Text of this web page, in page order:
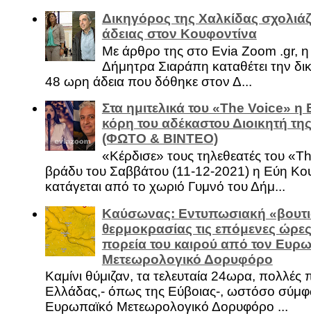
Δικηγόρος της Χαλκίδας
άδειας στον Κουφοντίνα
Με άρθρο της στο Evia Zoom .gr,
Δήμητρα Σιαράπη καταθέτει την
48 ωρη άδεια που δόθηκε στον Δ...
Στα ημιτελικά του «The Voice»
κόρη του αδέκαστου Διοικητή
(ΦΩΤΟ & ΒΙΝΤΕΟ)
«Κέρδισε» τους τηλεθεατές του
βράδυ του Σαββάτου (11-12-2021) η Εύη
κατάγεται από το χωριό Γυμνό του Δήμ...
Καύσωνας: Εντυπωσιακή
θερμοκρασίας τις επόμενες
πορεία του καιρού από τον
Μετεωρολογικό Δορυφόρο
Καμίνι θύμιζαν, τα τελευταία 24ωρα, πολλές
Ελλάδας,- όπως της Εύβοιας-, ωστόσο
Ευρωπαϊκό Μετεωρολογικό Δορυφόρο ...